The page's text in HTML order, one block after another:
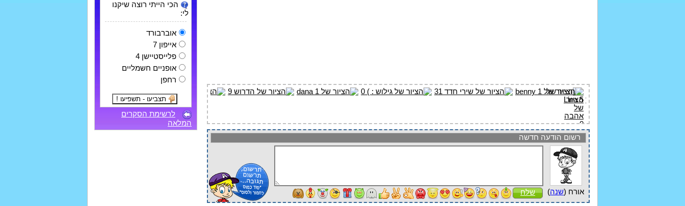
רשום הודעה חדשה
אורח (שנה) שלח
הכי הייתי רוצה שיקנו
לי:
אוברבורד
אייפון 7
פלייסטיישן 4
אופניים חשמליים
רחפן
לרשימת הסקרים
המלאה